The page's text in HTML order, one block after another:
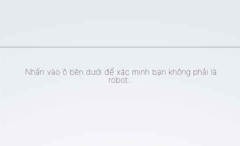
Nhấn vào ô bên dưới để xác minh bạn không phải là
robot...